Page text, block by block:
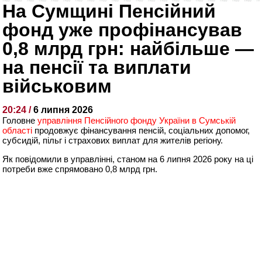
На Сумщині Пенсійний
фонд уже профінансував
0,8 млрд грн: найбільше —
на пенсії та виплати
військовим
20:24 /6 липня 2026
Головнеуправління Пенсійного фонду України в Сумській
області продовжує фінансування пенсій, соціальних допомог,
субсидій, пільг і страхових виплат для жителів регіону.
Як повідомили в управлінні, станом на 6 липня 2026 року на ці
потреби вже спрямовано 0,8 млрд грн.